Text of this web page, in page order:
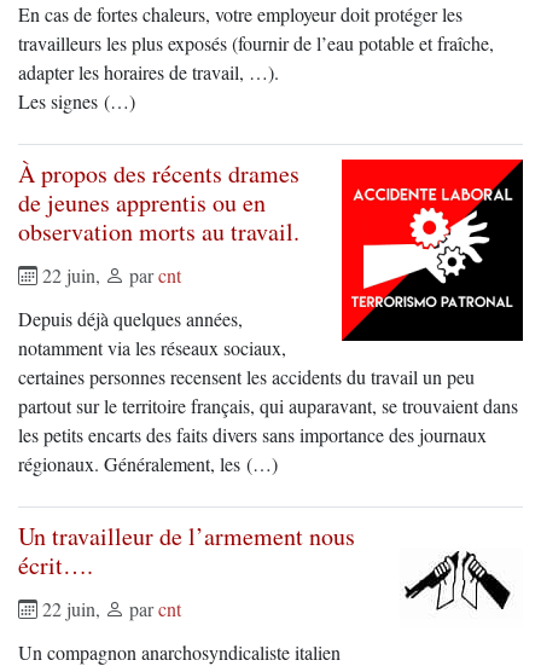
En cas de fortes chaleurs, votre employeur doit protéger les
travailleurs les plus exposés (fournir de l’eau potable et fraîche,
adapter les horaires de travail, …).
Les signes (…)
À propos des récents drames
de jeunes apprentis ou en
observation morts au travail.
22 juin, parcnt
Depuis déjà quelques années,
notamment via les réseaux sociaux,
certaines personnes recensent les accidents du travail un peu
partout sur le territoire français, qui auparavant, se trouvaient dans
les petits encarts des faits divers sans importance des journaux
régionaux. Généralement, les (…)
Un travailleur de l’armement nous
écrit….
22 juin, parcnt
Un compagnon anarchosyndicaliste italien